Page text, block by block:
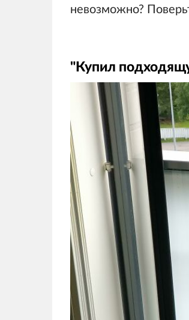
невозможно?
"Купил